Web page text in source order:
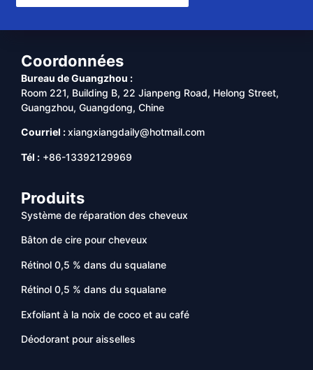
Coordonnées
Bureau de Guangzhou :
Room 221, Building B, 22 Jianpeng Road, Helong Street,
Guangzhou, Guangdong, Chine
Courriel :xiangxiangdaily@hotmail.com
Tél : +86-13392129969
Produits
Système de réparation des cheveux
Bâton de cire pour cheveux
Rétinol 0,5 % dans du squalane
Rétinol 0,5 % dans du squalane
Exfoliant à la noix de coco et au café
Déodorant pour aisselles